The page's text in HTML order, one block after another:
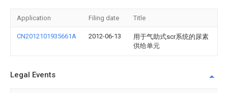
Application Filing date Title
CN2012101935661A 2012-06-13
用于气助式scr系统的尿素
供给单元
Legal Events